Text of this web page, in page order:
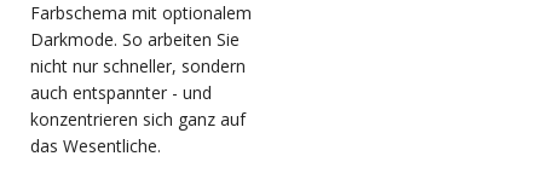
Farbschema mit optionalem
Darkmode. So arbeiten Sie
nicht nur schneller, sondern
auch entspannter - und
konzentrieren sich ganz auf
das Wesentliche.